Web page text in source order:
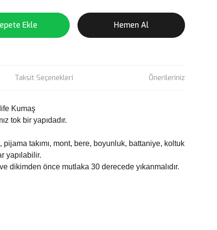
Ekle Hemen Al
Taksit Seçenekleri Önerileriniz
Kumaş
tok bir yapıdadır.
pijama takımı, mont, bere, boyunluk, battaniye, koltuk
yapılabilir.
dikimden önce mutlaka 30 derecede yıkanmalıdır.